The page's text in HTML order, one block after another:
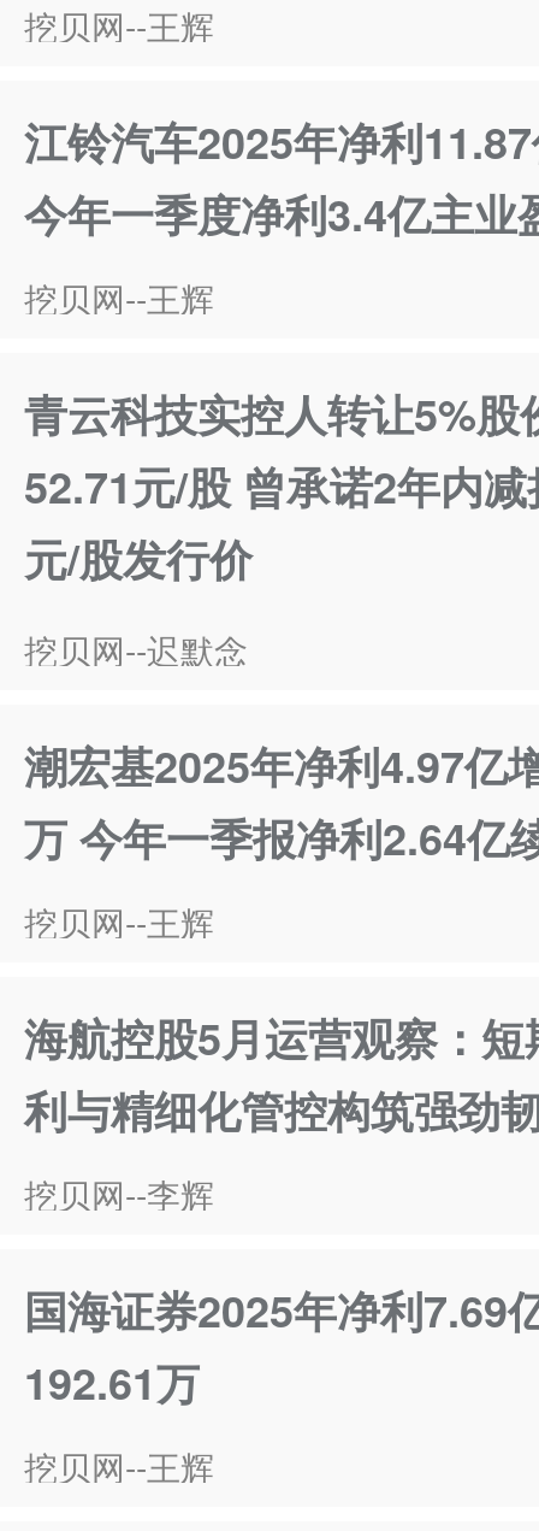
挖贝网--王辉
江铃汽车2025年净利
今年一季度净利3.4亿主业
挖贝网--王辉
青云科技实控人转让5%股
52.71元/股 曾承诺2年内
元/股发行价
挖贝网--迟默念
潮宏基2025年净利4.97亿
万 今年一季报净利2.64亿
挖贝网--王辉
海航控股5月运营观察：
利与精细化管控构筑强劲
挖贝网--李辉
国海证券2025年净利7.69
192.61万
挖贝网--王辉